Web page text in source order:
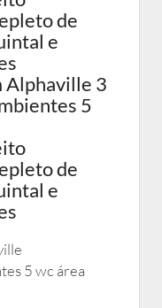
de
e
Alphaville 3
5
de
e
5 wc área